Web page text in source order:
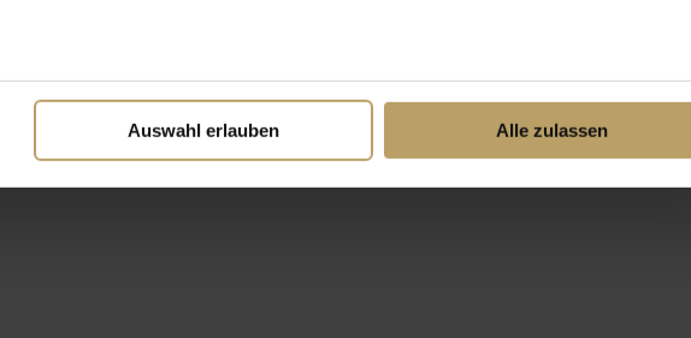
Auswahl erlauben Alle zulassen